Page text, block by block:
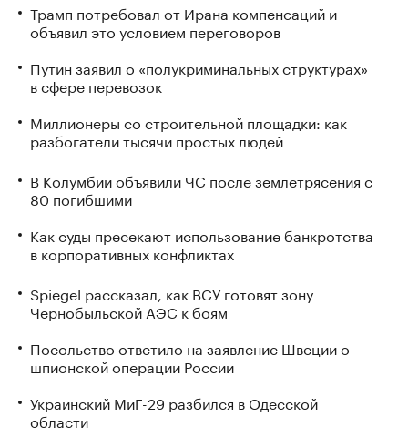
Трамп потребовал от Ирана компенсаций и
объявил это условием переговоров
Путин заявил о «полукриминальных структурах»
в сфере перевозок
Миллионеры со строительной площадки: как
разбогатели тысячи простых людей
В Колумбии объявили ЧС после землетрясения с
80 погибшими
Как суды пресекают использование банкротства
в корпоративных конфликтах
Spiegel рассказал, как ВСУ готовят зону
Чернобыльской АЭС к боям
Посольство ответило на заявление Швеции о
шпионской операции России
Украинский МиГ-29 разбился в Одесской
области